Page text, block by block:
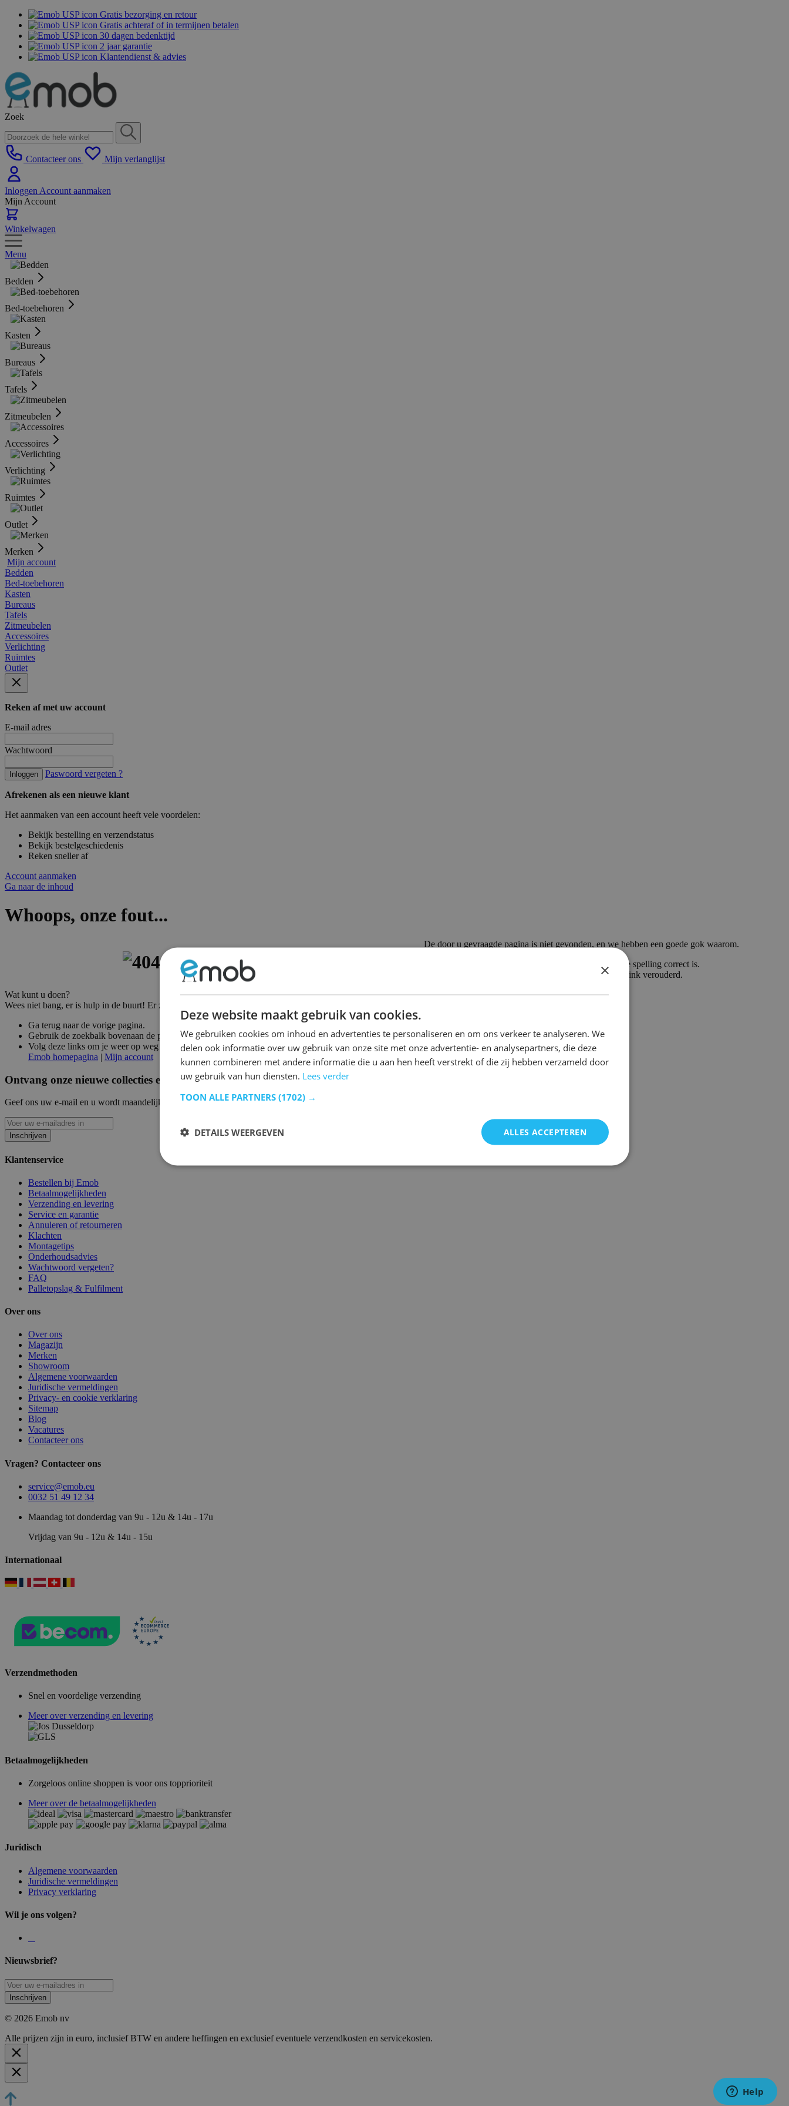
Gratis bezorging en retour
Gratis achteraf of in termijnen betalen
30 dagen bedenktijd
2 jaar garantie
Klantendienst & advies
Zoek
Contacteer ons Mijn verlanglijst
Inloggen Account aanmaken
Mijn Account
Winkelwagen
Menu
Bedden
Bed-toebehoren
Kasten
Bureaus
Tafels
Zitmeubelen
Accessoires
Verlichting
Ruimtes
Outlet
Merken
Mijn account
Bedden
Bed-toebehoren
Kasten
Bureaus
Tafels
Zitmeubelen
Accessoires
Verlichting
Ruimtes
Outlet
Reken af met uw account
E-mail adres
Wachtwoord
Inloggen Paswoord vergeten ?
Afrekenen als een nieuwe klant
Het aanmaken van een account heeft vele voordelen:
Bekijk bestelling en verzendstatus
Bekijk bestelgeschiedenis
Reken sneller af
Account aanmaken
Ga naar de inhoud
Whoops, onze fout...
De door u gevraagde pagina is niet gevonden, en we hebben een goede gok waarom.
Als u de URL direct heeft ingetypt, controleer dan of de spelling correct is.
Als u op een link heeft geklikt om hier te komen, is de link verouderd.
Wat kunt u doen?
Wees niet bang, er is hulp in de buurt! Er zijn vele manieren om weer op de rails te komen bij Emob
Ga terug naar de vorige pagina.
Gebruik de zoekbalk bovenaan de pagina om naar uw producten te zoeken.
Volg deze links om je weer op weg te helpen!
Emob homepagina | Mijn account
Ontvang onze nieuwe collecties en promoties.
Geef ons uw e-mail en u wordt maandelijks op de hoogte gehouden van de laatste gebeurtenissen.
Inschrijven
Klantenservice
Bestellen bij Emob
Betaalmogelijkheden
Verzending en levering
Service en garantie
Annuleren of retourneren
Klachten
Montagetips
Onderhoudsadvies
Wachtwoord vergeten?
FAQ
Palletopslag & Fulfilment
Over ons
Over ons
Magazijn
Merken
Showroom
Algemene voorwaarden
Juridische vermeldingen
Privacy- en cookie verklaring
Sitemap
Blog
Vacatures
Contacteer ons
Vragen? Contacteer ons
service@emob.eu
0032 51 49 12 34
Maandag tot donderdag van 9u - 12u & 14u - 17u
Vrijdag van 9u - 12u & 14u - 15u
Internationaal
Verzendmethoden
Snel en voordelige verzending
Meer over verzending en levering
Betaalmogelijkheden
Zorgeloos online shoppen is voor ons topprioriteit
Meer over de betaalmogelijkheden
Juridisch
Algemene voorwaarden
Juridische vermeldingen
Privacy verklaring
Wil je ons volgen?
Nieuwsbrief?
Inschrijven
© 2026 Emob nv
Alle prijzen zijn in euro, inclusief BTW en andere heffingen en exclusief eventuele verzendkosten en servicekosten.
×
Deze website maakt gebruik van cookies.
We gebruiken cookies om inhoud en advertenties te personaliseren en om ons verkeer te analyseren. We
delen ook informatie over uw gebruik van onze site met onze advertentie- en analysepartners, die deze
kunnen combineren met andere informatie die u aan hen heeft verstrekt of die zij hebben verzameld door
uw gebruik van hun diensten. Lees verder
TOON ALLE PARTNERS (1702) →
ALLES ACCEPTEREN
DETAILS WEERGEVEN